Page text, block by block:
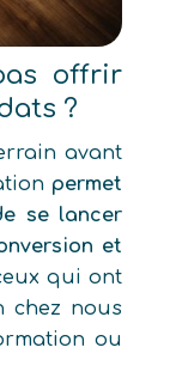
offrir
?
avant
permet
se lancer
et
qui ont
chez nous
ou